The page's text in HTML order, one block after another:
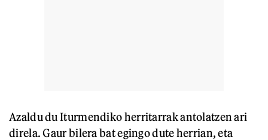
Azaldu du Iturmendiko herritarrak antolatzen ari
direla. Gaur bilera bat egingo dute herrian, eta